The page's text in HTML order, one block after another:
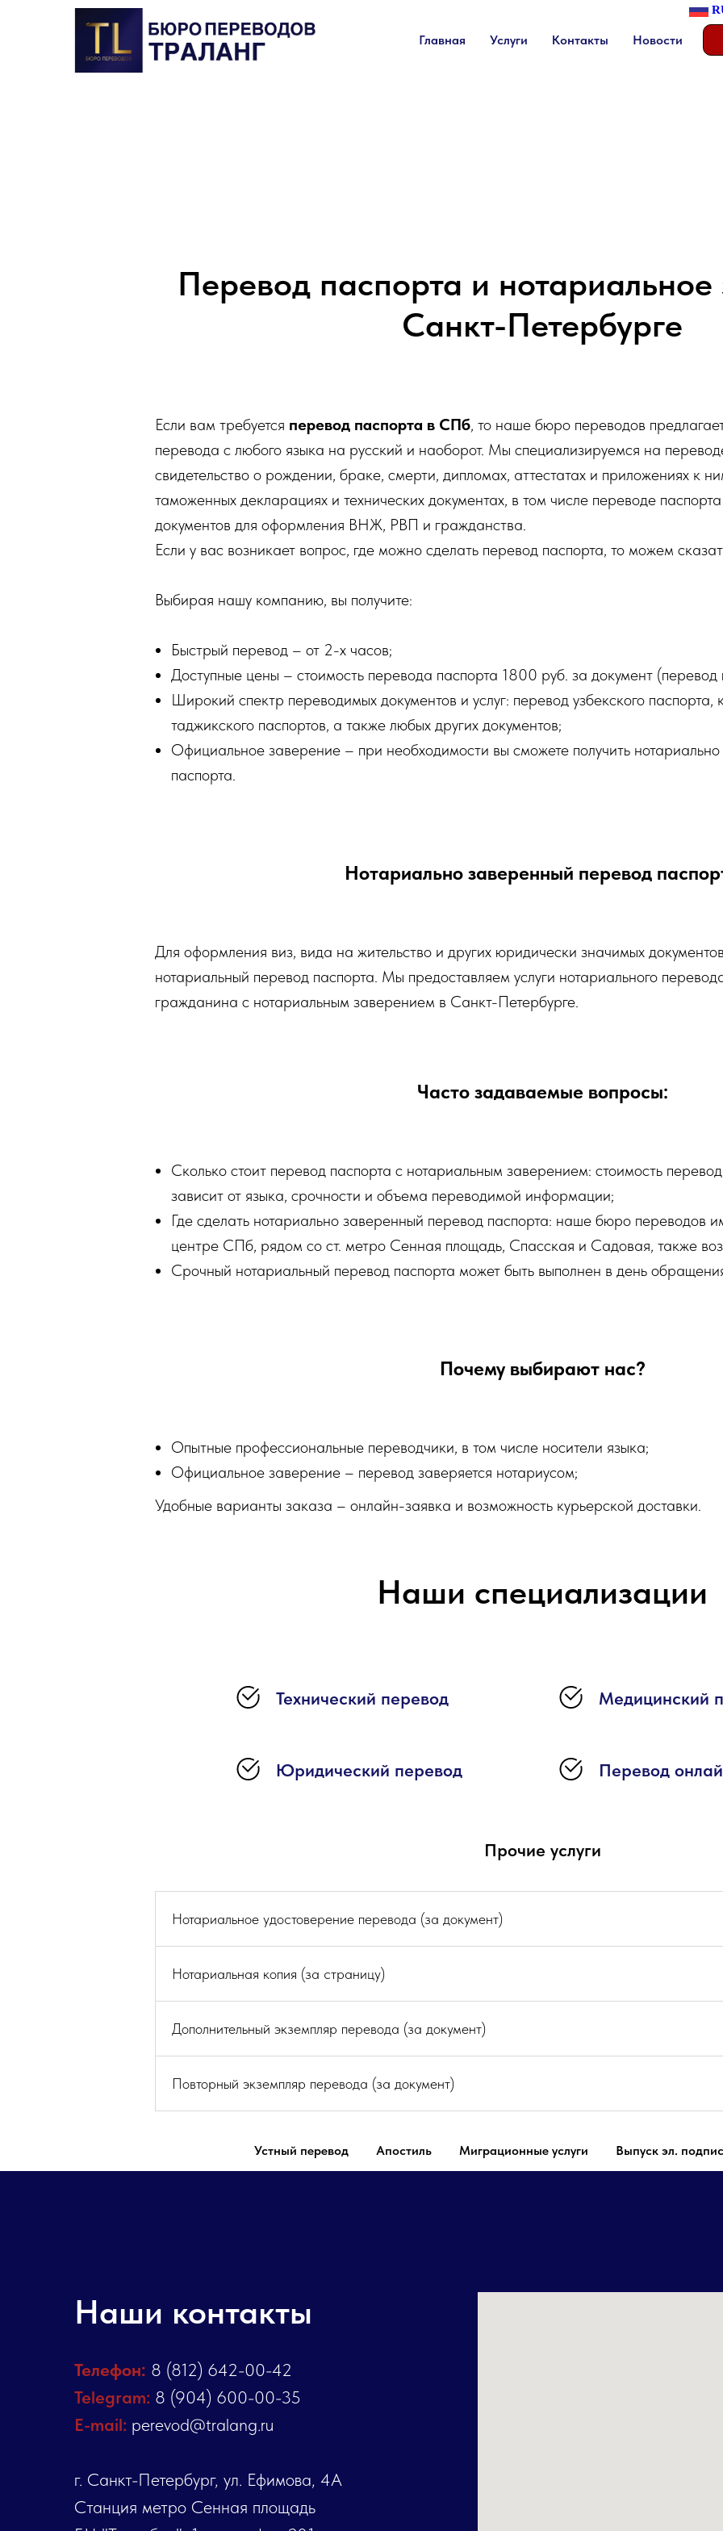
Главная Услуги Контакты Новости
Перевод паспорта и нотариальное
Санкт-Петербурге
Если вам требуется перевод паспорта в СПб, то наше бюро переводов
перевода с любого языка на русский и наоборот. Мы специализируемся на
свидетельство о рождении, браке, смерти, дипломах, аттестатах и приложениях к
таможенных декларациях и технических документах, в том числе переводе
документов для оформления ВНЖ, РВП и гражданства.
Если у вас возникает вопрос, где можно сделать перевод паспорта, то можем
Выбирая нашу компанию, вы получите:
Быстрый перевод – от 2-х часов;
Доступные цены – стоимость перевода паспорта 1800 руб. за документ (перевод
Широкий спектр переводимых документов и услуг: перевод узбекского паспорта,
таджикского паспортов, а также любых других документов;
Официальное заверение – при необходимости вы сможете получить
паспорта.
Нотариально заверенный перевод
Для оформления виз, вида на жительство и других юридически значимых
нотариальный перевод паспорта. Мы предоставляем услуги нотариального
гражданина с нотариальным заверением в Санкт-Петербурге.
Часто задаваемые вопросы:
Сколько стоит перевод паспорта с нотариальным заверением: стоимость
зависит от языка, срочности и объема переводимой информации;
Где сделать нотариально заверенный перевод паспорта: наше бюро переводов
центре СПб, рядом со ст. метро Сенная площадь, Спасская и Садовая, также
Срочный нотариальный перевод паспорта может быть выполнен в день
Почему выбирают нас?
Опытные профессиональные переводчики, в том числе носители языка;
Официальное заверение – перевод заверяется нотариусом;
Удобные варианты заказа – онлайн-заявка и возможность курьерской доставки.
Наши специализации
Технический перевод Медицинский
Юридический перевод Перевод
Прочие услуги
Нотариальное удостоверение перевода (за документ)
Нотариальная копия (за страницу)
Дополнительный экземпляр перевода (за документ)
Повторный экземпляр перевода (за документ)
Устный перевод
Апостиль Миграционные услуги Выпуск эл.
Наши контакты
Телефон: 8 (812) 642-00-42
Telegram: 8 (904) 600-00-35
E-mail: perevod@tralang.ru
г. Санкт-Петербург, ул. Ефимова, 4А
Станция метро Сенная площадь